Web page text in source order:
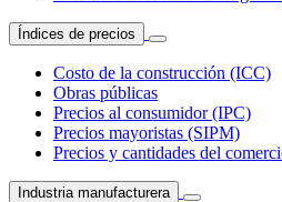
Índices de precios
Costo de la construcción (ICC)
Obras públicas
Precios al consumidor (IPC)
Precios mayoristas (SIPM)
Precios y cantidades del
Industria manufacturera